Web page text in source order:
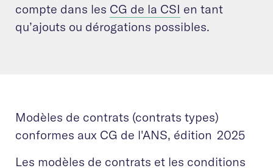
compte dans les CG de la CSI en tant
qu’ajouts ou dérogations possibles.
Modèles de contrats (contrats types)
conformes aux CG de l'ANS, édition 2025
Les modèles de contrats et les conditions